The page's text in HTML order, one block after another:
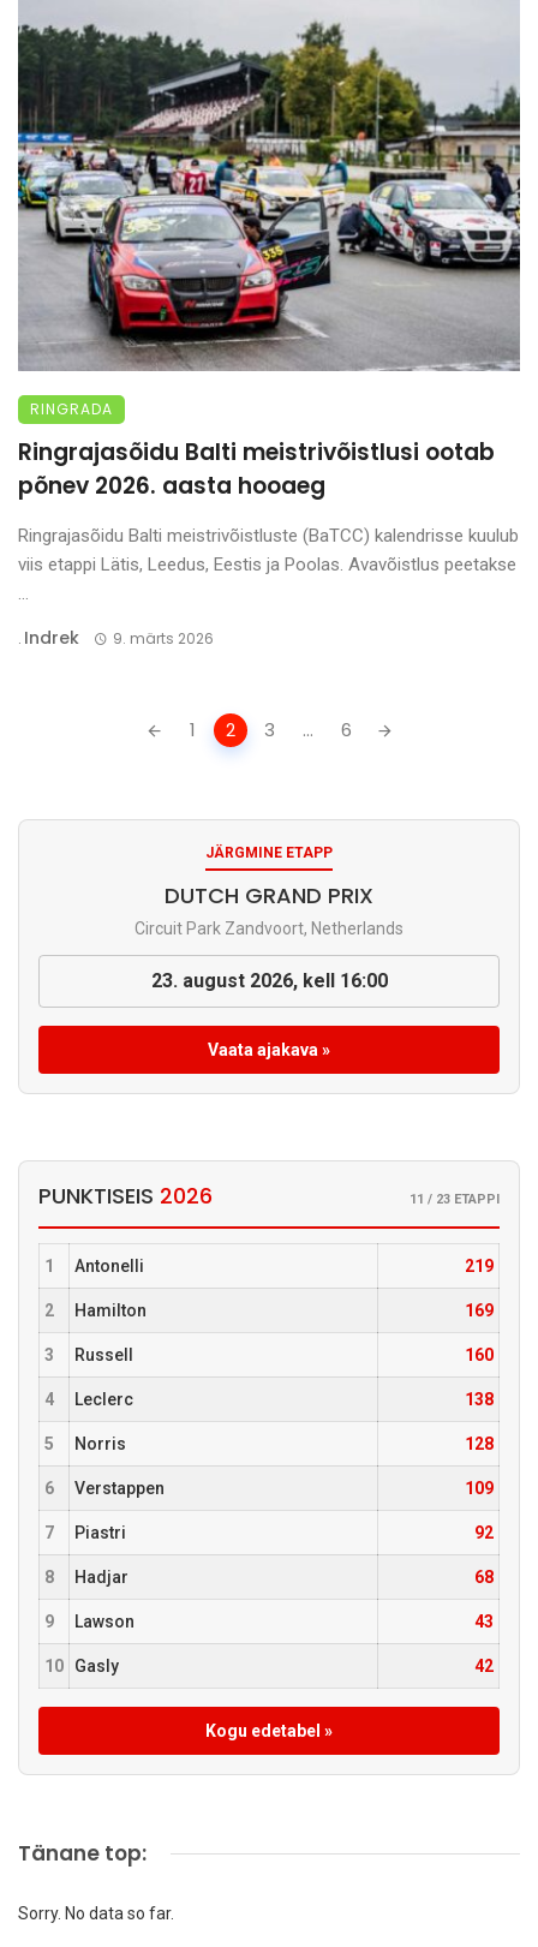
RINGRADA
Ringrajasõidu Balti meistrivõistlusi ootab
põnev 2026. aasta hooaeg
Ringrajasõidu Balti meistrivõistluste (BaTCC) kalendrisse kuulub
viis etappi Lätis, Leedus, Eestis ja Poolas. Avavõistlus peetakse
...
. Indrek 9. märts 2026
1 2 3 ... 6
JÄRGMINE ETAPP
DUTCH GRAND PRIX
Circuit Park Zandvoort, Netherlands
23. august 2026, kell 16:00
Vaata ajakava »
PUNKTISEIS 2026 11 / 23 ETAPPI
1 Antonelli 219
2 Hamilton 169
3 Russell 160
4 Leclerc 138
5 Norris 128
6 Verstappen 109
7 Piastri 92
8 Hadjar 68
9 Lawson 43
10 Gasly 42
Kogu edetabel »
Tänane top:
Sorry. No data so far.